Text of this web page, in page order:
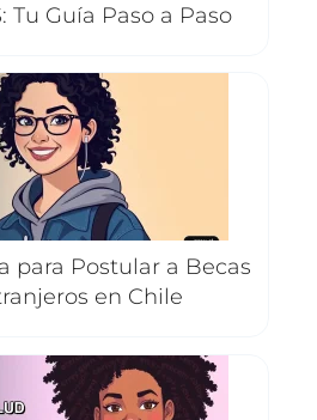
Tu Guía Paso a Paso
para Postular a Becas
en Chile